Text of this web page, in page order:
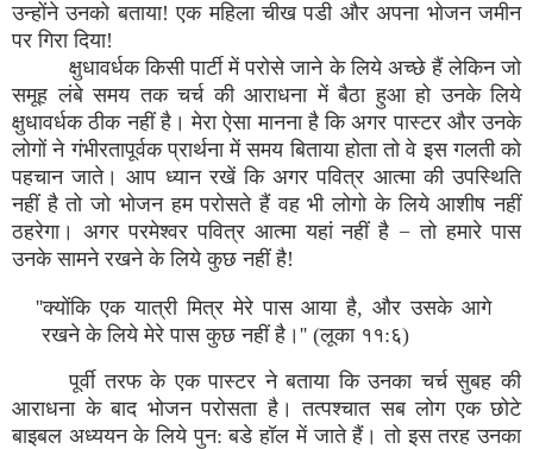
उन्होंने उनको बताया! एक महिला चीख पडी और अपना भोजन जमीन
पर गिरा दिया!
क्षुधावर्धक किसी पार्टी में परोसे जाने के लिये अच्छे हैं लेकिन जो
समूह लंबे समय तक चर्च की आराधना में बैठा हुआ हो उनके लिये
क्षुधावर्धक ठीक नहीं है। मेरा ऐसा मानना है कि अगर पास्टर और उनके
लोगों ने गंभीरतापूर्वक प्रार्थना में समय बिताया होता तो वे इस गलती को
पहचान जाते। आप ध्यान रखें कि अगर पवित्र आत्मा की उपस्थिति
नहीं है तो जो भोजन हम परोसते हैं वह भी लोगो के लिये आशीष नहीं
ठहरेगा। अगर परमेश्वर पवित्र आत्मा यहां नहीं है − तो हमारे पास
उनके सामने रखने के लिये कुछ नहीं है!
''क्योंकि एक यात्री मित्र मेरे पास आया है, और उसके आगे
रखने के लिये मेरे पास कुछ नहीं है।'' (लूका ११:६)
पूर्वी तरफ के एक पास्टर ने बताया कि उनका चर्च सुबह की
आराधना के बाद भोजन परोसता है। तत्पश्चात सब लोग एक छोटे
बाइबल अध्ययन के लिये पुन: बडे हॉल में जाते हैं। तो इस तरह उनका